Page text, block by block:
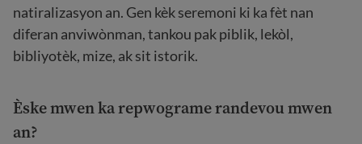
natiralizasyon an. Gen kèk seremoni ki ka fèt nan
diferan anviwònman, tankou pak piblik, lekòl,
bibliyotèk, mize, ak sit istorik.
Èske mwen ka repwograme randevou mwen
an?